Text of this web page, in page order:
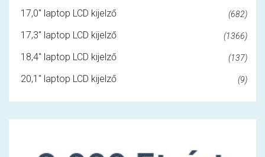
17,0" laptop LCD kijelző (682)
17,3" laptop LCD kijelző (1366)
18,4" laptop LCD kijelző (137)
20,1" laptop LCD kijelző (9)